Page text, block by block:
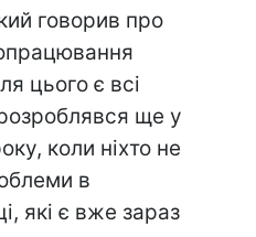
говорив про
цього є всі
ще у
коли ніхто не
в
які є вже зараз